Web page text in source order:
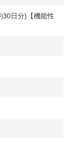
30日分)【機能性